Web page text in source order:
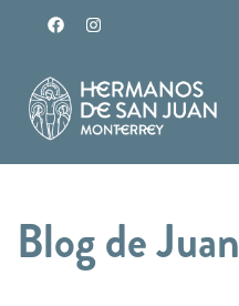
Blog de Juan